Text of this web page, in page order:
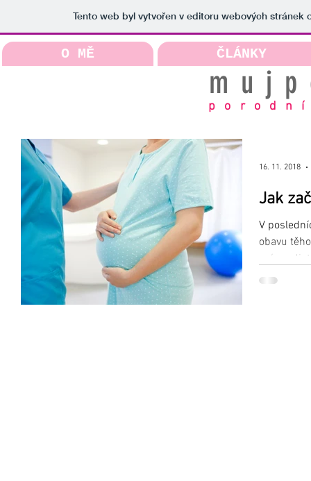
Tento web byl vytvořen v editoru webových stránek
O MĚ ČLÁNKY
Jak
V
obavu
mám
16. 11. 2018